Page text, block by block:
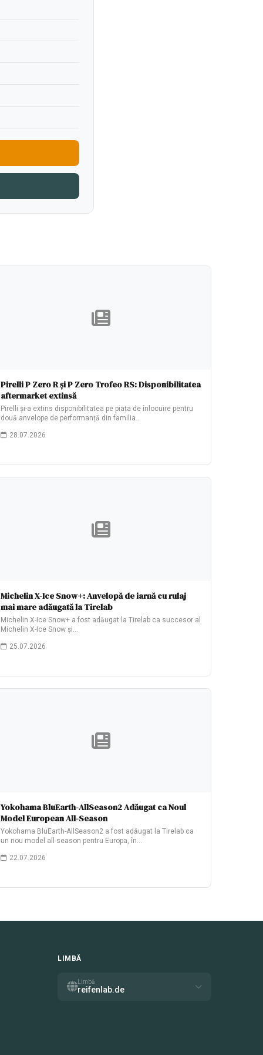
Pirelli P Zero R și P Zero Trofeo RS: Disponibilitatea
aftermarket extinsă
Pirelli și-a extins disponibilitatea pe piața de înlocuire pentru
două anvelope de performanță din familia…
28.07.2026
Michelin X-Ice Snow+: Anvelopă de iarnă cu rulaj
mai mare adăugată la Tirelab
Michelin X-Ice Snow+ a fost adăugat la Tirelab ca succesor al
Michelin X-Ice Snow și…
25.07.2026
Yokohama BluEarth-AllSeason2 Adăugat ca Noul
Model European All-Season
Yokohama BluEarth-AllSeason2 a fost adăugat la Tirelab ca
un nou model all-season pentru Europa, în…
22.07.2026
LIMBĂ
Limbă
reifenlab.de